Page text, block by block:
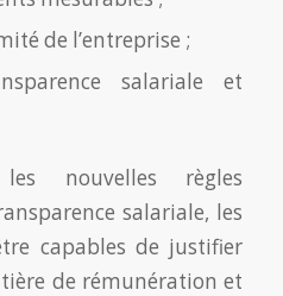
de l’entreprise ;
salariale et
nouvelles règles
salariale, les
capables de justifier
de rémunération et